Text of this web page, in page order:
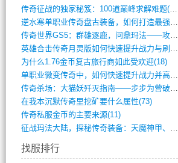
传奇征战的独家秘笈：100道巅峰求解难题(366)
逆水寒单职业传奇盘古装备，如何打造最强战(491)
传奇世界GS5：群雄逐鹿，问鼎玛法——攻(626)
英雄合击传奇月灵版如何快速提升战力与刷装(381)
为什么1.76金币复古旅行商如此受欢迎(18)
单职业微变传奇中，如何快速提升战力并高效(5)
传奇杀场：大猫妖歼灭指南——步步为营破强(347)
在我本沉默传奇里挖矿要什么属性(73)
传奇私服金币的主要来源(11)
征战玛法大陆，探秘传奇装备：天魔神甲、屠(870)
找服排行